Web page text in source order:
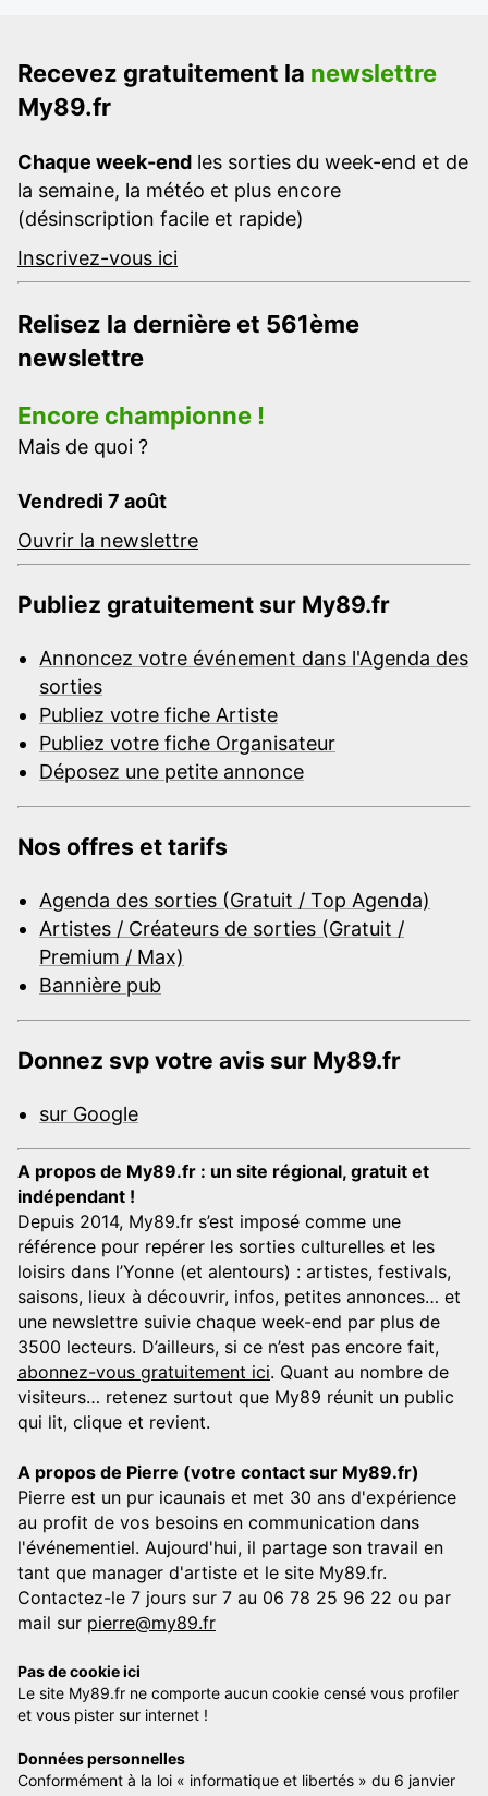
Recevez gratuitement la newslettre
My89.fr
Chaque week-end les sorties du week-end et de
la semaine, la météo et plus encore
(désinscription facile et rapide)
Inscrivez-vous ici
Relisez la dernière et 561ème
newslettre
Encore championne !
Mais de quoi ?
Vendredi 7 août
Ouvrir la newslettre
Publiez gratuitement sur My89.fr
Annoncez votre événement dans l'Agenda des
sorties
Publiez votre fiche Artiste
Publiez votre fiche Organisateur
Déposez une petite annonce
Nos offres et tarifs
Agenda des sorties (Gratuit / Top Agenda)
Artistes / Créateurs de sorties (Gratuit /
Premium / Max)
Bannière pub
Donnez svp votre avis sur My89.fr
sur Google
A propos de My89.fr : un site régional, gratuit et
indépendant !
Depuis 2014, My89.fr s’est imposé comme une
référence pour repérer les sorties culturelles et les
loisirs dans l’Yonne (et alentours) : artistes, festivals,
saisons, lieux à découvrir, infos, petites annonces… et
une newslettre suivie chaque week-end par plus de
3500 lecteurs. D’ailleurs, si ce n’est pas encore fait,
abonnez-vous gratuitement ici. Quant au nombre de
visiteurs… retenez surtout que My89 réunit un public
qui lit, clique et revient.
A propos de Pierre (votre contact sur My89.fr)
Pierre est un pur icaunais et met 30 ans d'expérience
au profit de vos besoins en communication dans
l'événementiel. Aujourd'hui, il partage son travail en
tant que manager d'artiste et le site My89.fr.
Contactez-le 7 jours sur 7 au 06 78 25 96 22 ou par
mail sur pierre@my89.fr
Pas de cookie ici
Le site My89.fr ne comporte aucun cookie censé vous profiler
et vous pister sur internet !
Données personnelles
Conformément à la loi « informatique et libertés » du 6 janvier